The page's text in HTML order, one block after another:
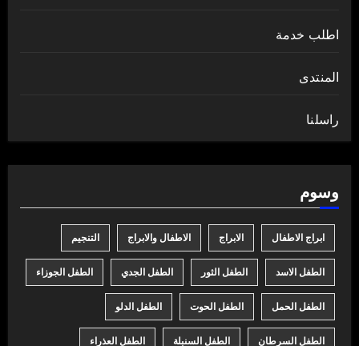
اطلب خدمة
المنتدى
راسلنا
وسوم
ابراج الاطفال الابراج الاطفال والابراج التنجيم
الطفل الاسد الطفل الثور الطفل الجدي الطفل الجوزاء
الطفل الحمل الطفل الحوت الطفل الدلو
الطفل السرطان الطفل السنبلة الطفل العذراء